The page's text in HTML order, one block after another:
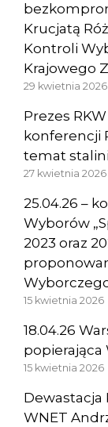
Krucjatą
Kontroli
Krajowego
29 kwietnia 2026
Prezes
konferencji
temat
27 kwietnia 2026
25.04.26 –
Wyborów
2023 oraz
15 kwietnia 2026
18.04.26
popierająca
15 kwietnia 2026
Dewastacja
WNET